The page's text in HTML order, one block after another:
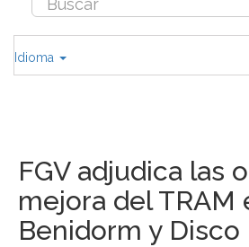
Idioma
FGV adjudica las
mejora del TRAM
Benidorm y